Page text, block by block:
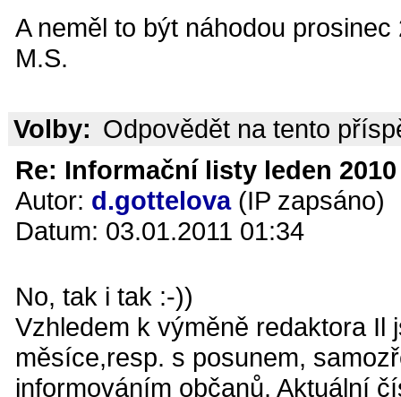
A neměl to být náhodou prosinec
M.S.
Volby: Odpovědět na tento
Re: Informační listy leden
Autor: d.gottelova(IP zapsáno)
Datum: 03.01.2011 01:34
No, tak i tak :-))
Vzhledem k výměně redaktora Il
měsíce,resp. s posunem,
informováním občanů. Aktuální